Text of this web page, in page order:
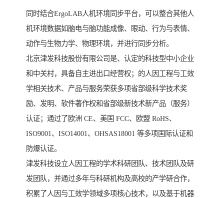
同时结合ErgoLAB人机环境同步平台，可以整合其他人
机环境数据如脑电与脑功能成像、眼动、行为与表情、
动作与生物力学、物理环境，并进行同步分析。
北京津发科技股份有限公司是、认定的科技型中小企业
和中关村，具备自主进出口经营权；的人因工程与工效
学相关技术、产品与服务荣获多项省部级科学技术奖
励、发明、软件著作权和省部级新技术新产品（服务）
认证；通过了欧洲 CE、美国 FCC、欧盟 RoHS、
ISO9001、ISO14001、OHSAS18001 等多项国际认证和
防爆认证。
津发科技设立人因工程的学术科研团队、技术团队及研
发团队，并通过多年与科研机构及高校的产学研合作，
积累了人因与工效学领域多项核心技术，以及基于机器